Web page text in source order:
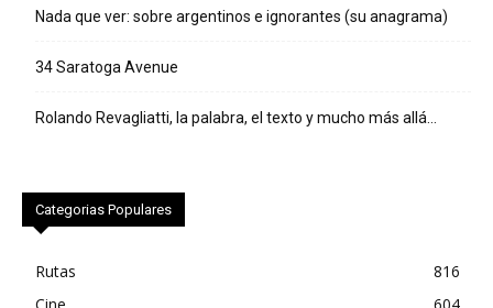
Nada que ver: sobre argentinos e ignorantes (su anagrama)
34 Saratoga Avenue
Rolando Revagliatti, la palabra, el texto y mucho más allá…
Categorias Populares
Rutas
816
Cine
604